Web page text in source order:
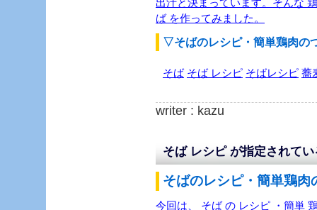
出汁と決まっています。そんな
ば を作ってみました。
▽そばのレシピ・簡単鶏肉の
そば そば レシピ そばレシピ 蕎
writer : kazu
そば レシピ が指定されて
そばのレシピ・簡単鶏
今回は、 そば の レシピ ・簡単